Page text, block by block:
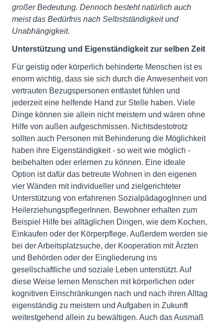
großer Bedeutung. Dennoch besteht natürlich auch
meist das Bedürfnis nach Selbstständigkeit und
Unabhängigkeit.
Unterstützung und Eigenständigkeit zur selben Zeit
Für geistig oder körperlich behinderte Menschen ist es
enorm wichtig, dass sie sich durch die Anwesenheit von
vertrauten Bezugspersonen entlastet fühlen und
jederzeit eine helfende Hand zur Stelle haben. Viele
Dinge können sie allein nicht meistern und wären ohne
Hilfe von außen aufgeschmissen. Nichtsdestotrotz
sollten auch Personen mit Behinderung die Möglichkeit
haben ihre Eigenständigkeit - so weit wie möglich -
beibehalten oder erlernen zu können. Eine ideale
Option ist dafür das betreute Wohnen in den eigenen
vier Wänden mit individueller und zielgerichteter
Unterstützung von erfahrenen SozialpädagogInnen und
HeilerziehungspflegerInnen. Bewohner erhalten zum
Beispiel Hilfe bei alltäglichen Dingen, wie dem Kochen,
Einkaufen oder der Körperpflege. Außerdem werden sie
bei der Arbeitsplatzsuche, der Kooperation mit Ärzten
und Behörden oder der Eingliederung ins
gesellschaftliche und soziale Leben unterstützt. Auf
diese Weise lernen Menschen mit körperlichen oder
kognitiven Einschränkungen nach und nach ihren Alltag
eigenständig zu meistern und Aufgaben in Zukunft
weitestgehend allein zu bewältigen. Auch das Ausmaß